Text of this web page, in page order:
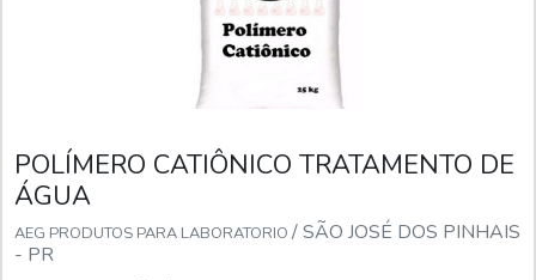
POLÍMERO CATIÔNICO TRATAMENTO DE
ÁGUA
AEG PRODUTOS PARA LABORATORIO / SÃO JOSÉ DOS PINHAIS
- PR